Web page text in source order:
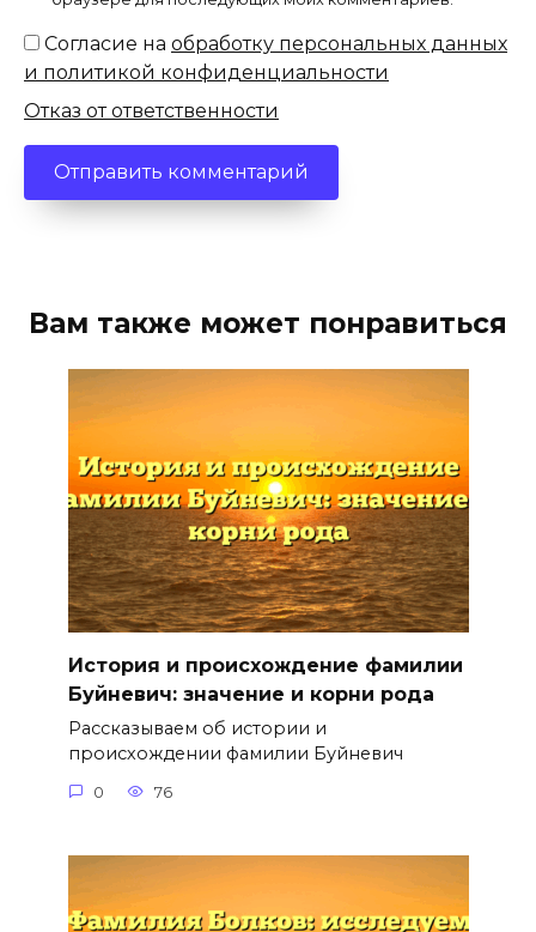
Согласие на обработку персональных данных
и политикой конфиденциальности
Отказ от ответственности
Вам также может понравиться
История и происхождение фамилии
Буйневич: значение и корни рода
Рассказываем об истории и
происхождении фамилии Буйневич
0 76